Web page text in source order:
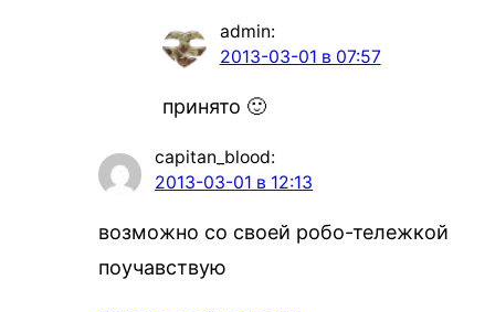
admin:
2013-03-01 в 07:57
принято 🙂
capitan_blood:
2013-03-01 в 12:13
возможно со своей робо-тележкой
поучавствую